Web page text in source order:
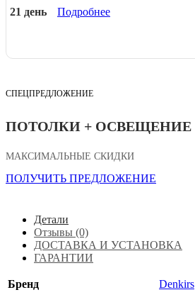
21 день Подробнее
СПЕЦПРЕДЛОЖЕНИЕ
ПОТОЛКИ + ОСВЕЩЕНИЕ
МАКСИМАЛЬНЫЕ СКИДКИ
ПОЛУЧИТЬ ПРЕДЛОЖЕНИЕ
Детали
Отзывы (0)
ДОСТАВКА И УСТАНОВКА
ГАРАНТИИ
Бренд Denkirs